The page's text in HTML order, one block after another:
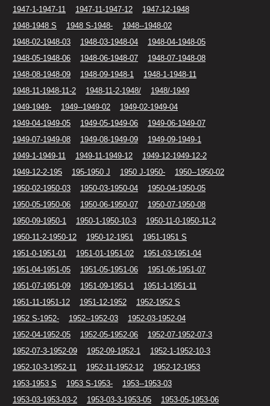
1947-1-1947-11
1947-11-1947-12
1947-12-1948
1948-1948 S
1948 S-1948-
1948--1948-02
1948-02-1948-03
1948-03-1948-04
1948-04-1948-05
1948-05-1948-06
1948-06-1948-07
1948-07-1948-08
1948-08-1948-09
1948-09-1948-1
1948-1-1948-11
1948-11-1948-11-2
1948-11-2-1948/
1948/-1949
1949-1949-
1949--1949-02
1949-02-1949-04
1949-04-1949-05
1949-05-1949-06
1949-06-1949-07
1949-07-1949-08
1949-08-1949-09
1949-09-1949-1
1949-1-1949-11
1949-11-1949-12
1949-12-1949-12-2
1949-12-2-195
195-1950 J 1950 J-1950-
1950--1950-02
1950-02-1950-03
1950-03-1950-04
1950-04-1950-05
1950-05-1950-06
1950-06-1950-07
1950-07-1950-08
1950-09-1950-1
1950-1-1950-10-3
1950-11-0-1950-11-2
1950-11-2-1950-12
1950-12-1951
1951-1951 S
1951-0-1951-01
1951-01-1951-02
1951-03-1951-04
1951-04-1951-05
1951-05-1951-06
1951-06-1951-07
1951-07-1951-09
1951-09-1951-1
1951-1-1951-11
1951-11-1951-12
1951-12-1952
1952-1952 S
1952 S-1952-
1952--1952-03
1952-03-1952-04
1952-04-1952-05
1952-05-1952-06
1952-07-1952-07-3
1952-07-3-1952-09
1952-09-1952-1
1952-1-1952-10-3
1952-10-3-1952-11
1952-11-1952-12
1952-12-1953
1953-1953 S
1953 S-1953-
1953--1953-03
1953-03-1953-03-2
1953-03-3-1953-05 1953-05-1953-06